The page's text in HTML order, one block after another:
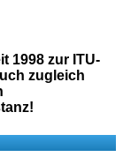
1998 zur ITU-
zugleich